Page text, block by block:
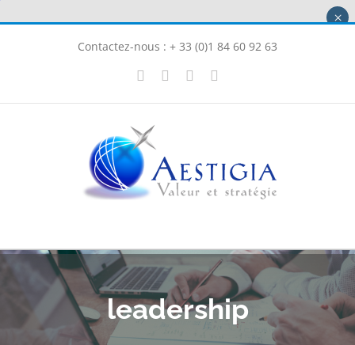
Contactez-nous : + 33 (0)1 84 60 92 63
LinkedInInstagram
leadership
×